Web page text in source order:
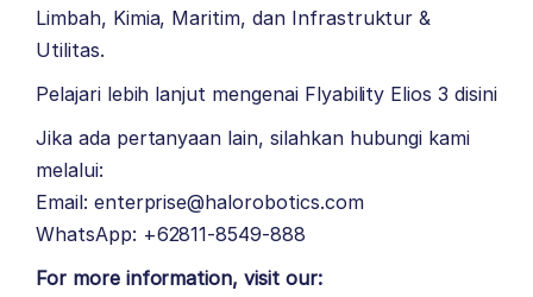
Limbah, Kimia, Maritim, dan Infrastruktur &
Utilitas.
Pelajari lebih lanjut mengenai Flyability Elios 3 disini
Jika ada pertanyaan lain, silahkan hubungi kami
melalui:
Email: enterprise@halorobotics.com
WhatsApp: +62811-8549-888
For more information, visit our: